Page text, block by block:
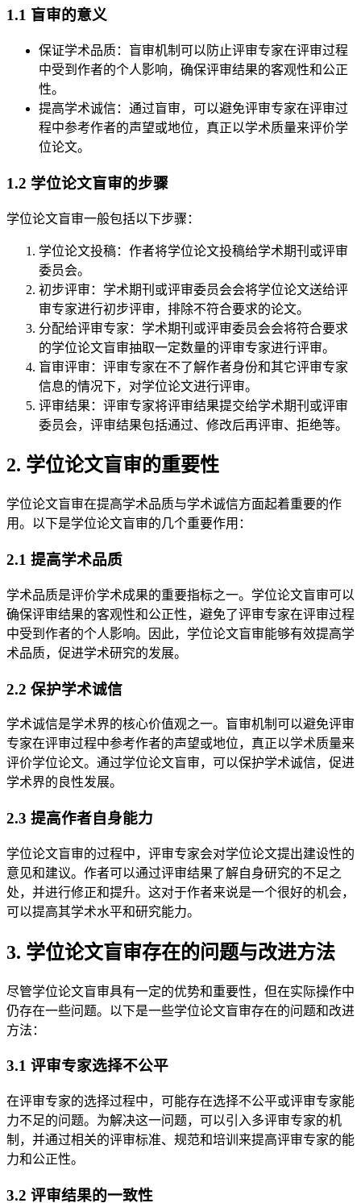
1.1 盲审的意义
保证学术品质：盲审机制可以防止评审专家在评审过程
中受到作者的个人影响，确保评审结果的客观性和公正
性。
提高学术诚信：通过盲审，可以避免评审专家在评审过
程中参考作者的声望或地位，真正以学术质量来评价学
位论文。
1.2 学位论文盲审的步骤
学位论文盲审一般包括以下步骤：
学位论文投稿：作者将学位论文投稿给学术期刊或评审
委员会。
初步评审：学术期刊或评审委员会会将学位论文送给评
审专家进行初步评审，排除不符合要求的论文。
分配给评审专家：学术期刊或评审委员会会将符合要求
的学位论文盲审抽取一定数量的评审专家进行评审。
盲审评审：评审专家在不了解作者身份和其它评审专家
信息的情况下，对学位论文进行评审。
评审结果：评审专家将评审结果提交给学术期刊或评审
委员会，评审结果包括通过、修改后再评审、拒绝等。
2. 学位论文盲审的重要性
学位论文盲审在提高学术品质与学术诚信方面起着重要的作
用。以下是学位论文盲审的几个重要作用：
2.1 提高学术品质
学术品质是评价学术成果的重要指标之一。学位论文盲审可以
确保评审结果的客观性和公正性，避免了评审专家在评审过程
中受到作者的个人影响。因此，学位论文盲审能够有效提高学
术品质，促进学术研究的发展。
2.2 保护学术诚信
学术诚信是学术界的核心价值观之一。盲审机制可以避免评审
专家在评审过程中参考作者的声望或地位，真正以学术质量来
评价学位论文。通过学位论文盲审，可以保护学术诚信，促进
学术界的良性发展。
2.3 提高作者自身能力
学位论文盲审的过程中，评审专家会对学位论文提出建设性的
意见和建议。作者可以通过评审结果了解自身研究的不足之
处，并进行修正和提升。这对于作者来说是一个很好的机会，
可以提高其学术水平和研究能力。
3. 学位论文盲审存在的问题与改进方法
尽管学位论文盲审具有一定的优势和重要性，但在实际操作中
仍存在一些问题。以下是一些学位论文盲审存在的问题和改进
方法：
3.1 评审专家选择不公平
在评审专家的选择过程中，可能存在选择不公平或评审专家能
力不足的问题。为解决这一问题，可以引入多评审专家的机
制，并通过相关的评审标准、规范和培训来提高评审专家的能
力和公正性。
3.2 评审结果的一致性